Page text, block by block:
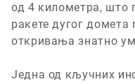
од 4 километра, што
ракете дугог домета
откривања знатно
Једна од кључних